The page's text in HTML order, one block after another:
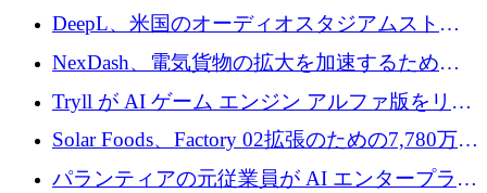
200 万ユーロを調達
DeepL、米国のオーディオスタジアムストリ
ーミング事業Mixhaloを買収
NexDash、電気貨物の拡大を加速するために
EIT Urban Mobilityから250万ユーロを確保
Tryll が AI ゲーム エンジン アルファ版をリリ
ースし、60 万ドルのプレシード資金を確保
Solar Foods、Factory 02拡張のための7,780万ユ
ーロの資金調達パッケージを獲得
パランティアの元従業員が AI エンタープライ